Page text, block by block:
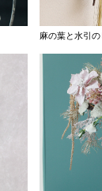
麻の葉と水引の